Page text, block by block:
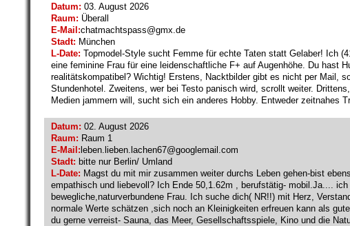
Datum: 03. August 2026
Raum: Überall
E-Mail:chatmachtspass@gmx.de
Stadt: München
L-Date: Topmodel-Style sucht Femme für echte Taten statt Gelaber! Ich
eine feminine Frau für eine leidenschaftliche F+ auf Augenhöhe. Du hast
realitätskompatibel? Wichtig! Erstens, Nacktbilder gibt es nicht per Mail,
Stundenhotel. Zweitens, wer bei Testo panisch wird, scrollt weiter.
Medien jammern will, sucht sich ein anderes Hobby. Entweder zeitnahes
Datum: 02. August 2026
Raum: Raum 1
E-Mail:leben.lieben.lachen67@googlemail.com
Stadt: bitte nur Berlin/ Umland
L-Date: Magst du mit mir zusammen weiter durchs Leben gehen-bist
empathisch und liebevoll? Ich Ende 50,1.62m , berufstätig- mobil.Ja....
bewegliche,naturverbundene Frau. Ich suche dich( NR!!) mit Herz,
normale Werte schätzen ,sich noch an Kleinigkeiten erfreuen kann als
du gerne verreist- Sauna, das Meer, Gesellschaftsspiele, Kino und die